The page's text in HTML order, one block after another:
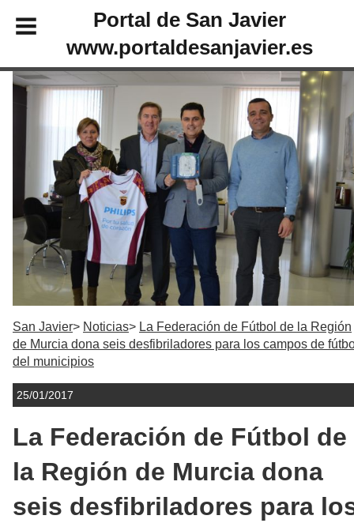
Portal de San Javier
www.portaldesanjavier.es
San Javier Noticias
La Federación de Fútbol de la Región
de Murcia dona seis desfibriladores para los campos de
del municipios
25/01/2017
La Federación de Fútbol de
la Región de Murcia dona
seis desfibriladores para